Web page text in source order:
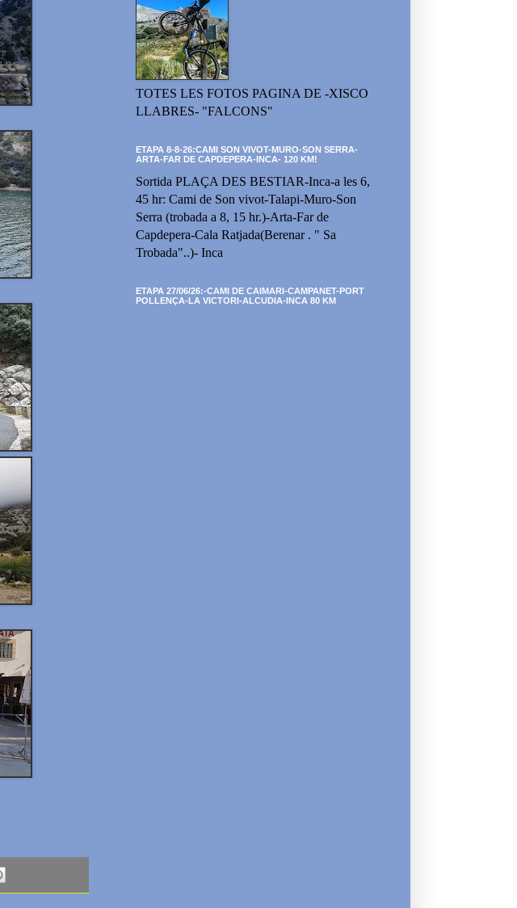
TOTES LES FOTOS PAGINA DE -XISCO
LLABRES- "FALCONS"
ETAPA 8-8-26:CAMI SON VIVOT-MURO-SON SERRA-
ARTA-FAR DE CAPDEPERA-INCA- 120 KM!
Sortida PLAÇA DES BESTIAR-Inca-a les 6,
45 hr: Cami de Son vivot-Talapi-Muro-Son
Serra (trobada a 8, 15 hr.)-Arta-Far de
Capdepera-Cala Ratjada(Berenar . " Sa
Trobada"..)- Inca
ETAPA 27/06/26:-CAMI DE CAIMARI-CAMPANET-PORT
POLLENÇA-LA VICTORI-ALCUDIA-INCA 80 KM